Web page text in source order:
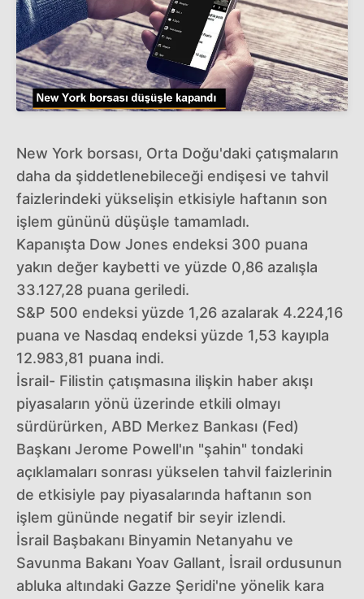
New York borsası, Orta Doğu'daki çatışmaların
daha da şiddetlenebileceği endişesi ve tahvil
faizlerindeki yükselişin etkisiyle haftanın son
işlem gününü düşüşle tamamladı.
Kapanışta Dow Jones endeksi 300 puana
yakın değer kaybetti ve yüzde 0,86 azalışla
33.127,28 puana geriledi.
S&P 500 endeksi yüzde 1,26 azalarak 4.224,16
puana ve Nasdaq endeksi yüzde 1,53 kayıpla
12.983,81 puana indi.
İsrail- Filistin çatışmasına ilişkin haber akışı
piyasaların yönü üzerinde etkili olmayı
sürdürürken, ABD Merkez Bankası (Fed)
Başkanı Jerome Powell'ın "şahin" tondaki
açıklamaları sonrası yükselen tahvil faizlerinin
de etkisiyle pay piyasalarında haftanın son
işlem gününde negatif bir seyir izlendi.
İsrail Başbakanı Binyamin Netanyahu ve
Savunma Bakanı Yoav Gallant, İsrail ordusunun
abluka altındaki Gazze Şeridi'ne yönelik kara